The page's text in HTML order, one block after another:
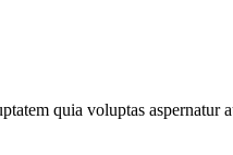
quia voluptas